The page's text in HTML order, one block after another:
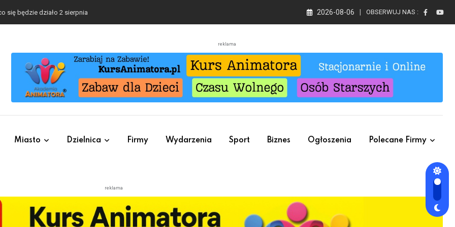
się będzie działo 2 sierpnia 2026-08-06 OBSERWUJ NAS :
reklama
Miasto Dzielnica Firmy Wydarzenia Sport Biznes Ogłoszenia Polecane Firmy
reklama